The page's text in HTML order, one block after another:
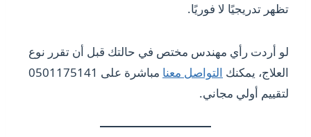
تظهر تدريجيًا لا فوريًا.
لو أردت رأي مهندس مختص في حالتك قبل أن تقرر نوع
العلاج، يمكنك التواصل معنا
مباشرة على 0501175141
لتقييم أولي مجاني.